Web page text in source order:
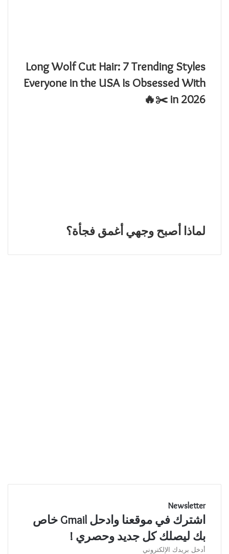
Long Wolf Cut Hair: 7 Trending Styles
Everyone in the USA Is Obsessed With
in 2026 ✂️🔥
لماذا أصبح وجهي أغمق فجأة؟
Newsletter
اشترك في موقعنا وادحل Gmail خاص
بك ليصلك كل جديد وحصري !
أدخل